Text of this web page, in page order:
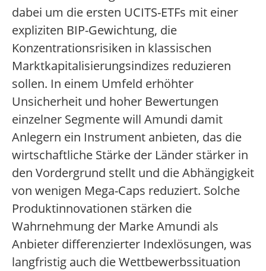
dabei um die ersten UCITS-ETFs mit einer
expliziten BIP-Gewichtung, die
Konzentrationsrisiken in klassischen
Marktkapitalisierungsindizes reduzieren
sollen. In einem Umfeld erhöhter
Unsicherheit und hoher Bewertungen
einzelner Segmente will Amundi damit
Anlegern ein Instrument anbieten, das die
wirtschaftliche Stärke der Länder stärker in
den Vordergrund stellt und die Abhängigkeit
von wenigen Mega-Caps reduziert. Solche
Produktinnovationen stärken die
Wahrnehmung der Marke Amundi als
Anbieter differenzierter Indexlösungen, was
langfristig auch die Wettbewerbssituation